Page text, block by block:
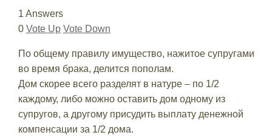
1 Answers
0 Vote Up Vote Down
По общему правилу имущество, нажитое супругами
во время брака, делится пополам.
Дом скорее всего разделят в натуре – по 1/2
каждому, либо можно оставить дом одному из
супругов, а другому присудить выплату денежной
компенсации за 1/2 дома.